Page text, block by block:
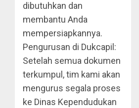
dibutuhkan dan
membantu Anda
mempersiapkannya.
Pengurusan di Dukcapil:
Setelah semua dokumen
terkumpul, tim kami akan
mengurus segala proses
ke Dinas Kependudukan